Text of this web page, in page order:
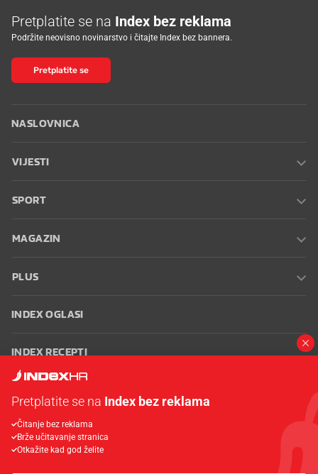
Pretplatite se na Index bez reklama
Podržite neovisno novinarstvo i čitajte Index bez bannera.
Pretplatite se
NASLOVNICA
VIJESTI
SPORT
MAGAZIN
PLUS
INDEX OGLASI
INDEX RECEPTI
Oglašavanje Zaposli se na Indexu
korištenja
Postavke kolačića
Pretplatite se na Index bez reklama
Čitanje bez reklama
Brže učitavanje stranica
Otkažite kad god želite